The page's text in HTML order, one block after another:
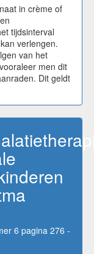
in crème of
tijdsinterval
verlengen.
van het
men dit
Dit geldt
6 pagina 276 -